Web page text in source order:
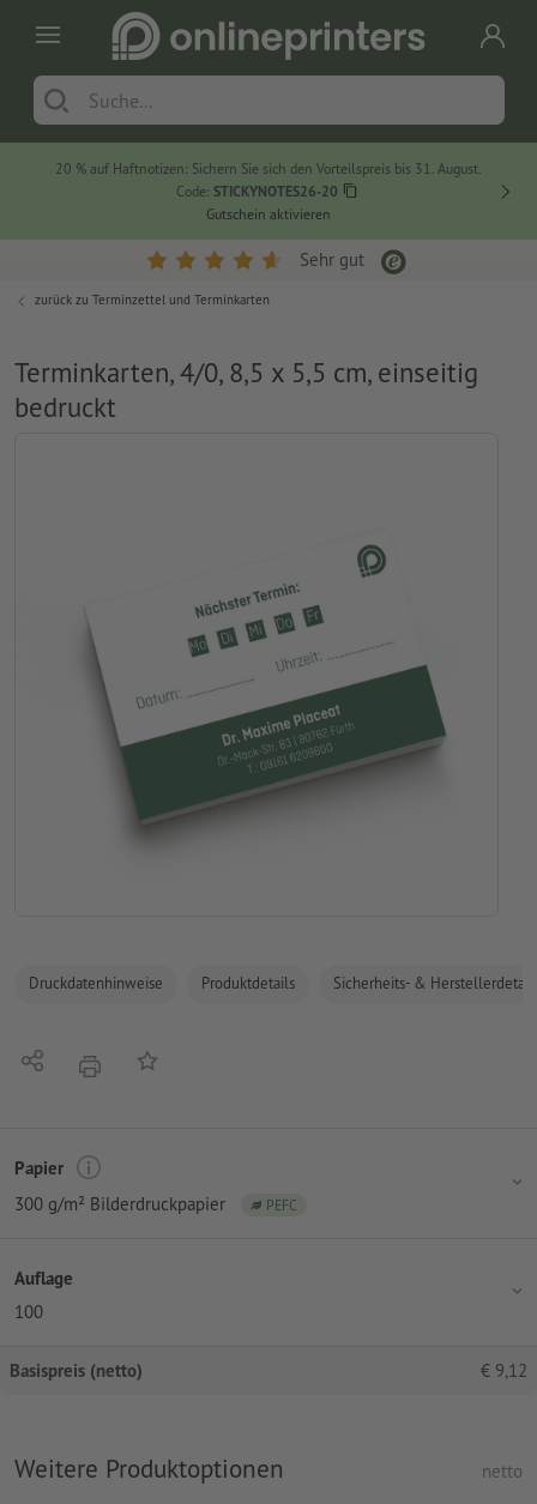
20 % auf Haftnotizen: Sichern Sie sich den Vorteilspreis bis 31. August.
Code: STICKYNOTES26-20
Gutschein aktivieren
Sehr gut
zurück zu Terminzettel und Terminkarten
Terminkarten, 4/0, 8,5 x 5,5 cm, einseitig
bedruckt
Druckdatenhinweise Produktdetails Sicherheits- &
Teilen DruckenAuf die Merkliste
Papier
300 g/m² Bilderdruckpapier
PEFC
Auflage
100
Basispreis (netto) € 9,12
Weitere Produktoptionen netto